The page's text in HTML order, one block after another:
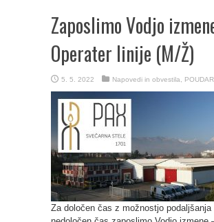
Zaposlimo Vodjo
Operater linije (M/Ž)
5. 5. 2022 Napovedi in obvestila
Za določen čas z možnostjo podaljšanja